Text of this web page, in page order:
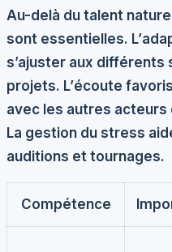
Au-delà du talent
sont essentielles. L’
s’ajuster aux différents
projets. L’écoute
avec les autres acteurs
La gestion du stress
auditions et tournages.
Compétence